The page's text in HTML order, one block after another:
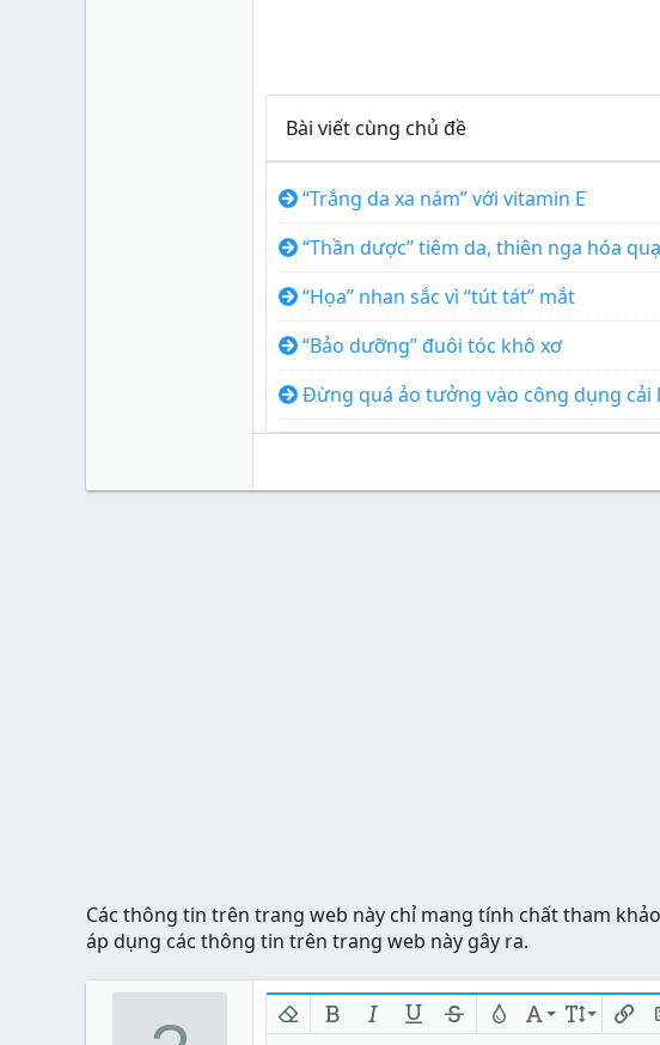
Bài viết cùng chủ đề
“Trắng da xa nám” với vitamin E
“Thần dược” tiêm da, thiên nga hóa quạ
“Họa” nhan sắc vì “tút tát” mắt
“Bảo dưỡng” đuôi tóc khô xơ
Đừng quá ảo tưởng vào công dụng cải
Các thông tin trên trang web này chỉ mang tính chất tham
áp dụng các thông tin trên trang web này gây ra.